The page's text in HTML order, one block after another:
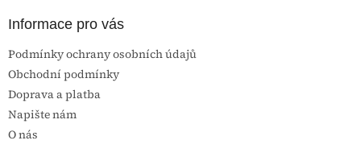
Informace pro vás
Podmínky ochrany osobních údajů
Obchodní podmínky
Doprava a platba
Napište nám
O nás